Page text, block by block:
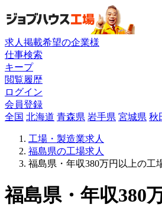
求人掲載希望の企業様
仕事検索
キープ
閲覧履歴
ログイン
会員登録
全国 北海道 青森県 岩手県 宮城県 秋
工場・製造業求人
福島県の工場求人
福島県・年収380万円以上の工
福島県・年収380